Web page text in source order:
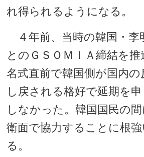
れ得られるようになる。
４年前、当時の韓国・李
とのＧＳＯＭＩＡ締結を
名式直前で韓国側が国内の
し戻される格好で延期を
しなかった。韓国国民の
衛面で協力することに根
る。